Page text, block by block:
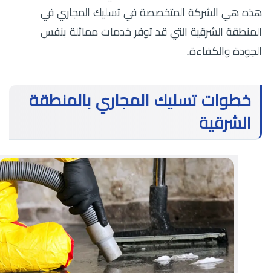
هذه هي الشركة المتخصصة في تسليك المجاري في
المنطقة الشرقية التي قد توفر خدمات مماثلة بنفس
الجودة والكفاءة.
خطوات تسليك المجاري بالمنطقة
الشرقية